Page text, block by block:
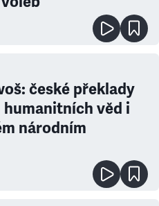
české překlady
věd i
národním